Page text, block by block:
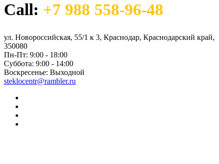
Call: +7 988 558-96-48
ул. Новороссийская, 55/1 к 3, Краснодар, Краснодарский край,
350080
Пн-Пт: 9:00 - 18:00
Суббота: 9:00 - 14:00
Воскресенье: Выходной
steklocentr@rambler.ru